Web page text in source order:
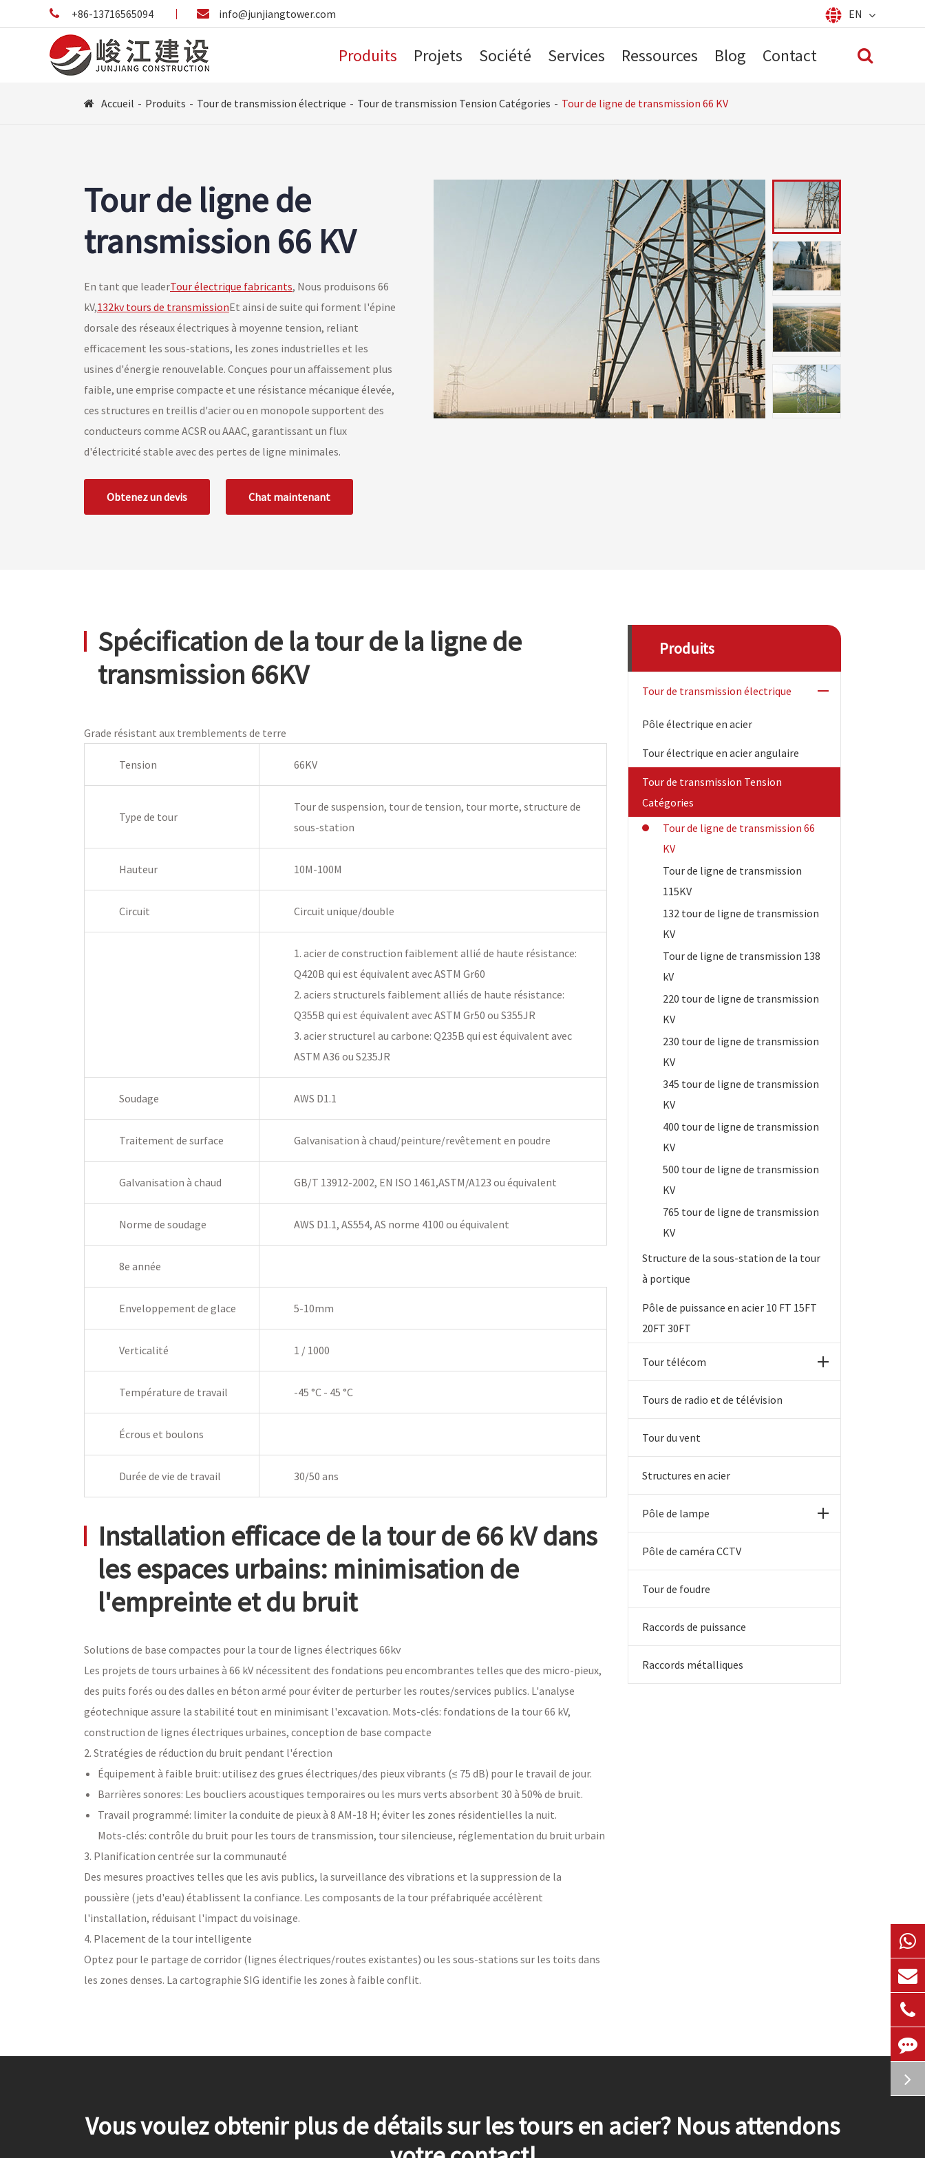
+86-13716565094 info@junjiangtower.com EN
Produits Projets Société Services Ressources Blog Contact
Accueil Produits Tour de transmission électrique Tour de transmission Tension Catégories Tour de ligne de transmission 66 KV
Tour de ligne de
transmission 66 KV
En tant que leaderTour électrique fabricants, Nous produisons 66
kV,132kv tours de transmissionEt ainsi de suite qui forment l'épine
dorsale des réseaux électriques à moyenne tension, reliant
efficacement les sous-stations, les zones industrielles et les
usines d'énergie renouvelable. Conçues pour un affaissement plus
faible, une emprise compacte et une résistance mécanique élevée,
ces structures en treillis d'acier ou en monopole supportent des
conducteurs comme ACSR ou AAAC, garantissant un flux
d'électricité stable avec des pertes de ligne minimales.
Obtenez un devis Chat maintenant
Spécification de la tour de la ligne de
transmission 66KV
Grade résistant aux tremblements de terre
Tension 66KV
Type de tour
Tour de suspension, tour de tension, tour morte, structure de
sous-station
Hauteur 10M-100M
Circuit Circuit unique/double
1. acier de construction faiblement allié de haute résistance:
Q420B qui est équivalent avec ASTM Gr60
2. aciers structurels faiblement alliés de haute résistance:
Q355B qui est équivalent avec ASTM Gr50 ou S355JR
3. acier structurel au carbone: Q235B qui est équivalent avec
ASTM A36 ou S235JR
Soudage AWS D1.1
Traitement de surface Galvanisation à chaud/peinture/revêtement en poudre
Galvanisation à chaud GB/T 13912-2002, EN ISO 1461,ASTM/A123 ou équivalent
Norme de soudage AWS D1.1, AS554, AS norme 4100 ou équivalent
8e année
Enveloppement de glace 5-10mm
Verticalité 1 / 1000
Température de travail -45 °C - 45 °C
Écrous et boulons
Durée de vie de travail 30/50 ans
Installation efficace de la tour de 66 kV dans
les espaces urbains: minimisation de
l'empreinte et du bruit
Solutions de base compactes pour la tour de lignes électriques 66kv
Les projets de tours urbaines à 66 kV nécessitent des fondations peu encombrantes telles que des micro-pieux,
des puits forés ou des dalles en béton armé pour éviter de perturber les routes/services publics. L'analyse
géotechnique assure la stabilité tout en minimisant l'excavation. Mots-clés: fondations de la tour 66 kV,
construction de lignes électriques urbaines, conception de base compacte
2. Stratégies de réduction du bruit pendant l'érection
Équipement à faible bruit: utilisez des grues électriques/des pieux vibrants (≤ 75 dB) pour le travail de jour.
Barrières sonores: Les boucliers acoustiques temporaires ou les murs verts absorbent 30 à 50% de bruit.
Travail programmé: limiter la conduite de pieux à 8 AM-18 H; éviter les zones résidentielles la nuit.
Mots-clés: contrôle du bruit pour les tours de transmission, tour silencieuse, réglementation du bruit urbain
3. Planification centrée sur la communauté
Des mesures proactives telles que les avis publics, la surveillance des vibrations et la suppression de la
poussière (jets d'eau) établissent la confiance. Les composants de la tour préfabriquée accélèrent
l'installation, réduisant l'impact du voisinage.
4. Placement de la tour intelligente
Optez pour le partage de corridor (lignes électriques/routes existantes) ou les sous-stations sur les toits dans
les zones denses. La cartographie SIG identifie les zones à faible conflit.
Produits
Tour de transmission électrique
Pôle électrique en acier
Tour électrique en acier angulaire
Tour de transmission Tension
Catégories
Tour de ligne de transmission 66
KV
Tour de ligne de transmission
115KV
132 tour de ligne de transmission
KV
Tour de ligne de transmission 138
kV
220 tour de ligne de transmission
KV
230 tour de ligne de transmission
KV
345 tour de ligne de transmission
KV
400 tour de ligne de transmission
KV
500 tour de ligne de transmission
KV
765 tour de ligne de transmission
KV
Structure de la sous-station de la tour
à portique
Pôle de puissance en acier 10 FT 15FT
20FT 30FT
Tour télécom
Tours de radio et de télévision
Tour du vent
Structures en acier
Pôle de lampe
Pôle de caméra CCTV
Tour de foudre
Raccords de puissance
Raccords métalliques
Vous voulez obtenir plus de détails sur les tours en acier? Nous attendons